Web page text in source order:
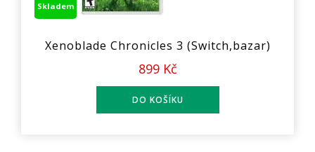
Skladem
Xenoblade Chronicles 3 (Switch,bazar)
899 Kč